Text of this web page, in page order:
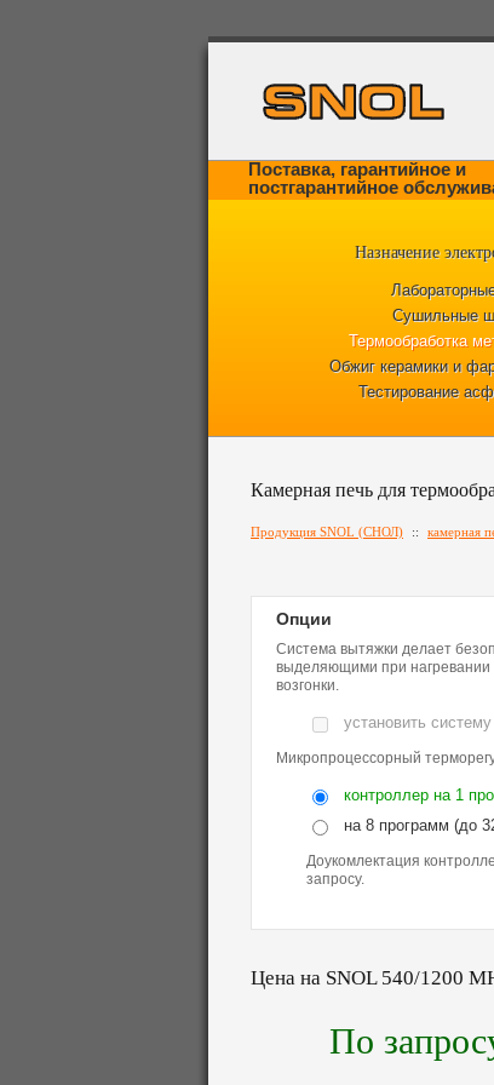
Поставка, гарантийное и
постгарантийное
Назначение
Сушильные
Термообработка
Обжиг керамики и
Тестирование
Камерная печь для
Продукция SNOL (СНОЛ) :: камерная
Опции
Система вытяжки делает
выделяющими при нагревании
возгонки.
установить
Микропроцессорный
контроллер на 1
на 8 программ (до
Доукомлектация
запросу.
Цена на SNOL 540/1200
По